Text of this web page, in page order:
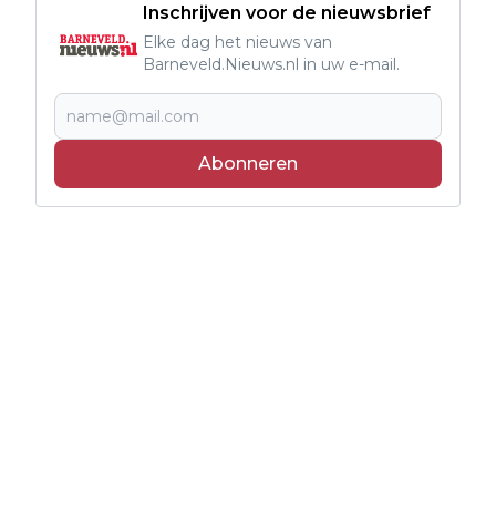
Inschrijven voor de nieuwsbrief
Elke dag het nieuws van
Barneveld.Nieuws.nl in uw e-mail.
Abonneren